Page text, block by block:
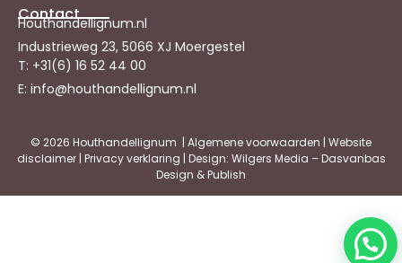
Contact
Houthandellignum.nl
Industrieweg 23, 5066 XJ Moergestel
T: +31(6) 16 52 44 00
E: info@houthandellignum.nl
© 2026 Houthandellignum | Algemene voorwaarden | Website
disclaimer| Privacy verklaring | Design: Wilgers Media – Dasvanbas
Design & Publish